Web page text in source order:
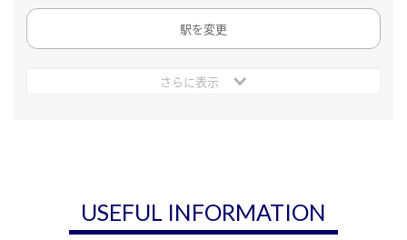
駅を変更
さらに表示
USEFUL INFORMATION